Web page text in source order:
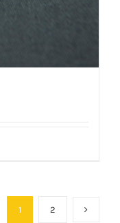
1 2